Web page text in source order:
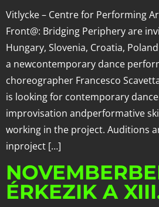
Vitlycke – Centre for Performing
Front@: Bridging Periphery are
Hungary, Slovenia, Croatia,
a newcontemporary dance
choreographer Francesco
is looking for contemporary
improvisation andperformative
working in the project. Auditions
inproject […]
ÉRKEZIK A